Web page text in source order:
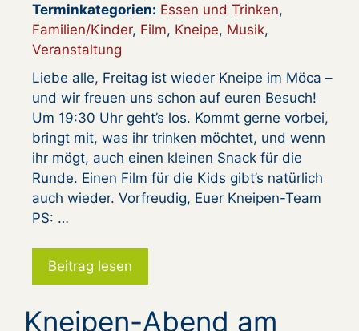
Terminkategorien: Essen und Trinken,
Familien/Kinder, Film, Kneipe, Musik,
Veranstaltung
Liebe alle, Freitag ist wieder Kneipe im Möca –
und wir freuen uns schon auf euren Besuch!
Um 19:30 Uhr geht’s los. Kommt gerne vorbei,
bringt mit, was ihr trinken möchtet, und wenn
ihr mögt, auch einen kleinen Snack für die
Runde. Einen Film für die Kids gibt’s natürlich
auch wieder. Vorfreudig, Euer Kneipen-Team
PS: …
Beitrag lesen
Kneipen-Abend am